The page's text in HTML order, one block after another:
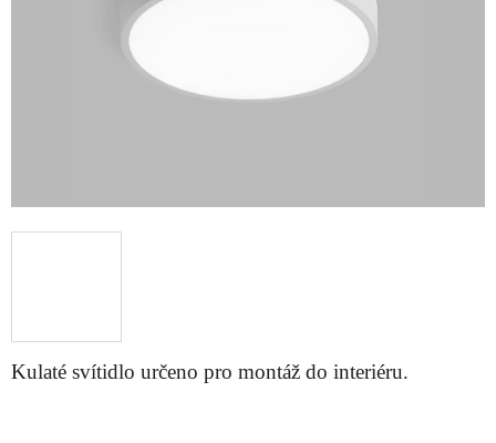
Kulaté svítidlo určeno pro montáž do interiéru.